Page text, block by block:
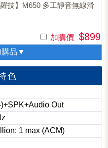
羅技】M650 多工靜音無線滑
加購價 $899
購品▼
色
Out
1 max (ACM)